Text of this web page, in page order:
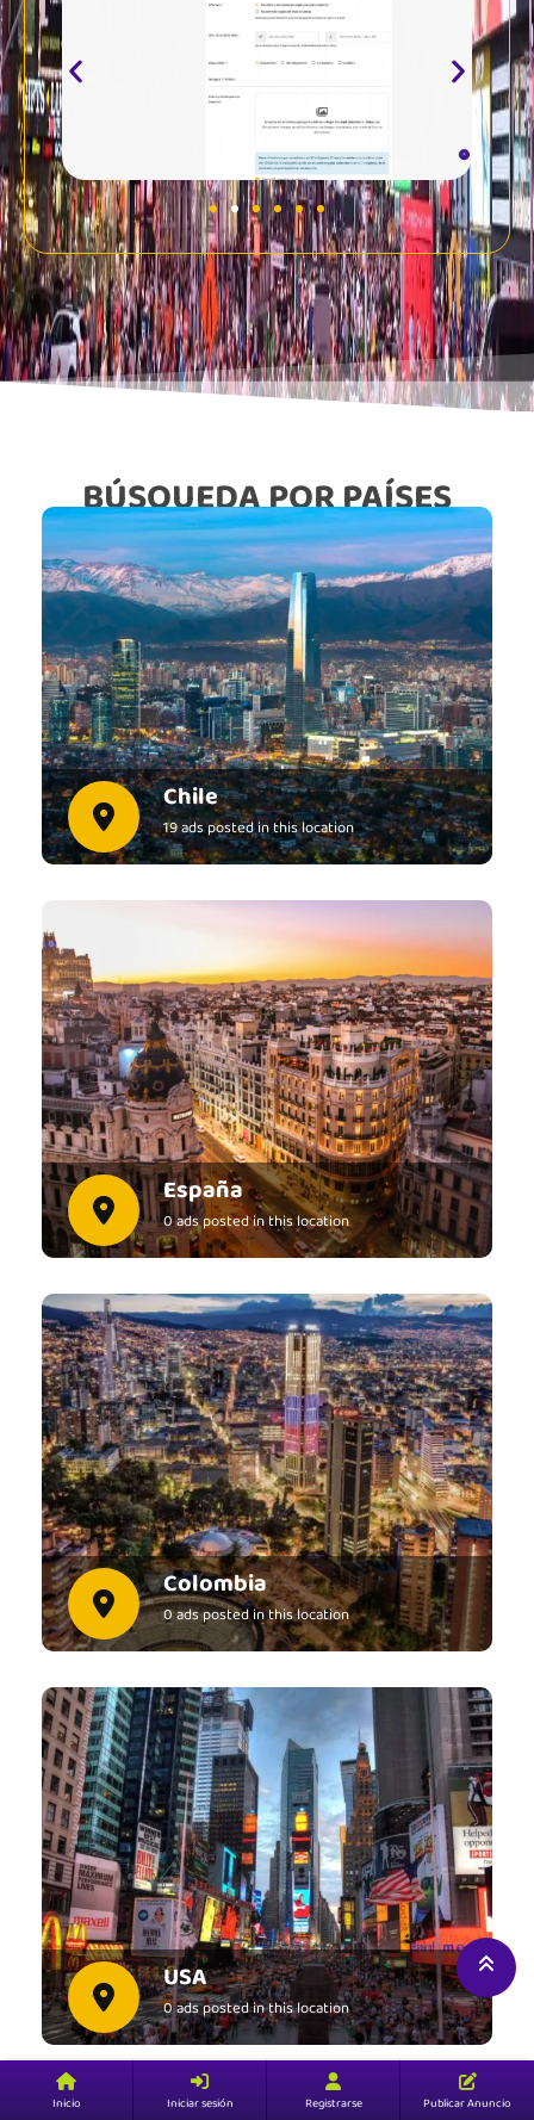
Inicio Iniciar sesión Registrarse Publicar Anuncio
BÚSQUEDA POR PAÍSES
Chile
19 ads posted in this location
España
0 ads posted in this location
Colombia
0 ads posted in this location
USA
0 ads posted in this location
View all ads